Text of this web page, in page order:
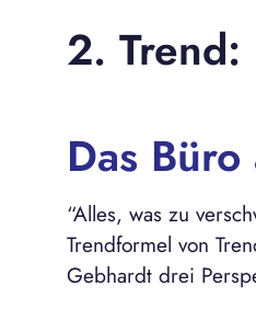
2. Trend:
Das
“Alles, was zu
Trendformel von
Gebhardt drei